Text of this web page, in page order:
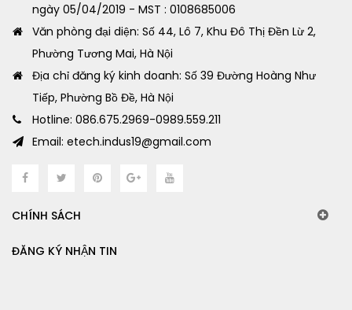
ngày 05/04/2019 - MST : 0108685006
Văn phòng đại diện: Số 44, Lô 7, Khu Đô Thị Đền Lừ 2,
Phường Tương Mai, Hà Nội
Địa chỉ đăng ký kinh doanh: Số 39 Đường Hoàng Như
Tiếp, Phường Bồ Đề, Hà Nội
Hotline: 086.675.2969-0989.559.211
Email: etech.indus19@gmail.com
CHÍNH SÁCH
ĐĂNG KÝ NHẬN TIN